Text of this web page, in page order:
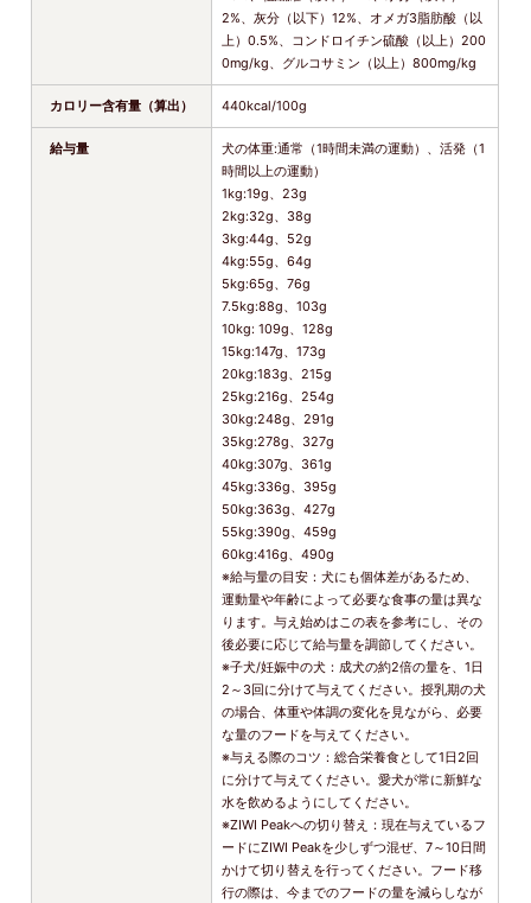
2%、灰分（以下）12%、オメガ3脂肪酸（以
上）0.5%、コンドロイチン硫酸（以上）200
0mg/kg、グルコサミン（以上）800mg/kg
カロリー含有量（算出） 440kcal/100g
給与量
犬の体重:通常（1時間未満の運動）、活発（1
時間以上の運動）
1kg:19g、23g
2kg:32g、38g
3kg:44g、52g
4kg:55g、64g
5kg:65g、76g
7.5kg:88g、103g
10kg: 109g、128g
15kg:147g、173g
20kg:183g、215g
25kg:216g、254g
30kg:248g、291g
35kg:278g、327g
40kg:307g、361g
45kg:336g、395g
50kg:363g、427g
55kg:390g、459g
60kg:416g、490g
※給与量の目安：犬にも個体差があるため、
運動量や年齢によって必要な食事の量は異な
ります。与え始めはこの表を参考にし、その
後必要に応じて給与量を調節してください。
※子犬/妊娠中の犬：成犬の約2倍の量を、1日
2～3回に分けて与えてください。授乳期の犬
の場合、体重や体調の変化を見ながら、必要
な量のフードを与えてください。
※与える際のコツ：総合栄養食として1日2回
に分けて与えてください。愛犬が常に新鮮な
水を飲めるようにしてください。
※ZIWI Peakへの切り替え：現在与えているフ
ードにZIWI Peakを少しずつ混ぜ、7～10日間
かけて切り替えを行ってください。フード移
行の際は、今までのフードの量を減らしなが